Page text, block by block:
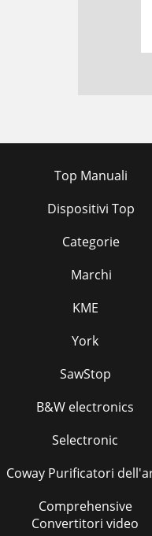
Top Manuali
Dispositivi Top
Categorie
Marchi
KME
York
SawStop
B&W electronics
Selectronic
Coway Purificatori
Comprehensive
Convertitori video